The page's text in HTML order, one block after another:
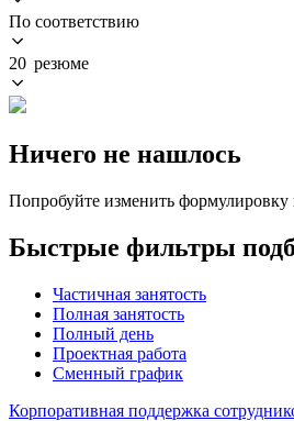
По соответствию
20 резюме
Ничего не нашлось
Попробуйте изменить
Быстрые фильтры
Частичная занятость
Полная занятость
Полный день
Проектная работа
Сменный график
Корпоративная поддержка